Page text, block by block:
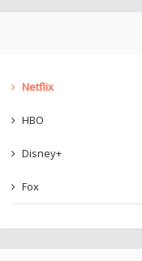
Netflix
HBO
Disney+
Fox